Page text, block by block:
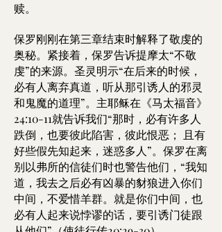
赎。
保罗刚刚在第三章结束时解释了敬虔的
奥秘。紧接着，保罗告诉提摩太“不敬
虔”的来源。圣灵明示“在后来的时候，
必有人离弃真道，听从那引诱人的邪灵
和鬼魔的道理”。主耶稣在《马太福音》
24:10-11就告诉我们“那时，必有许多人
跌倒，也要彼此陷害，彼此恨恶； 且有
好些假先知起来，迷惑多人”。保罗在离
别以弗所的信徒们时也警告他们，“我知
道，我去之后必有凶暴的豺狼进入你们
中间，不爱惜羊群。就是你们中间，也
必有人起来说悖谬的话，要引诱门徒跟